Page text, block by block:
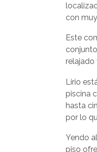
con
Este
relajado
Lirio
piscina
hasta
por lo
Yendo
piso